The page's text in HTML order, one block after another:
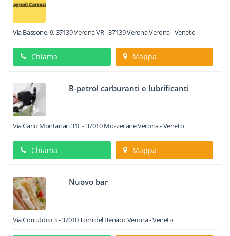
Via Bassone, 9, 37139 Verona VR-37139VeronaVerona -Veneto
Chiama Mappa
B-petrol carburanti e lubrificanti
Via Carlo Montanari 31E-37010MozzecaneVerona -Veneto
Chiama Mappa
Nuovo bar
Via Corrubbio 3-37010Torri del Benaco Verona -Veneto